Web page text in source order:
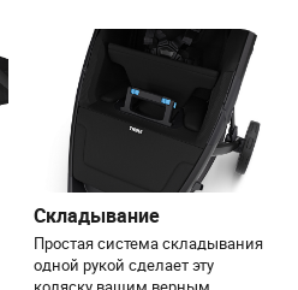
Складывание
Простая система складывания
одной рукой сделает эту